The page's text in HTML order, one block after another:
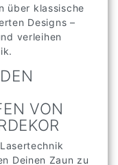
über klassische
Designs –
verleihen
VON
Deinen Zaun zu